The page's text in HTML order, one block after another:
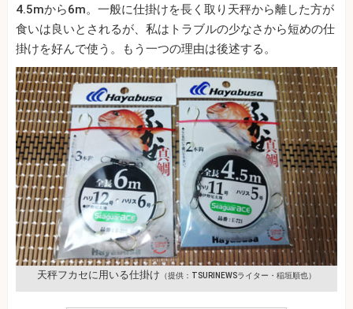
4.5mから6m。一般に仕掛けを長く取り天秤から離した方が
食いは良いとされるが、私はトラブルの少なさから短めの仕
掛けを好んで使う。もう一つの理由は後述する。
天秤フカセに用いる仕掛け （提供：TSURINEWSライター・稲垣順也）